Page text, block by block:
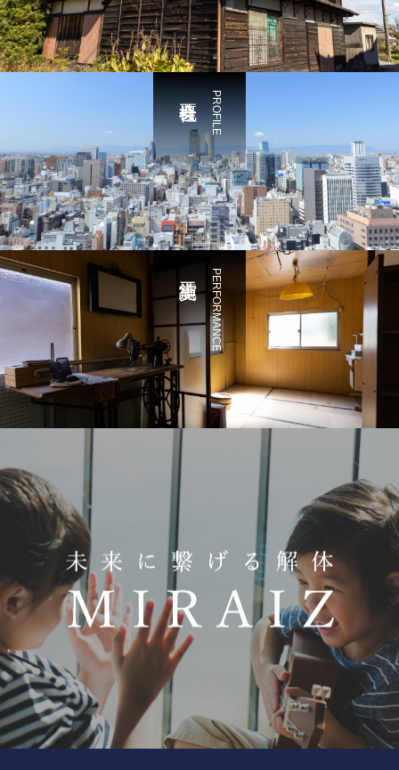
PROFILE
PERFORMANCE